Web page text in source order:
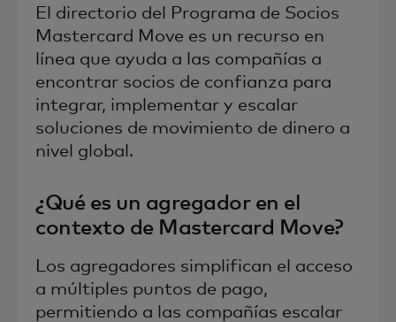
El directorio del Programa de Socios
Mastercard Move es un recurso en
línea que ayuda a las compañías a
encontrar socios de confianza para
integrar, implementar y escalar
soluciones de movimiento de dinero a
nivel global.
¿Qué es un agregador en el
contexto de Mastercard Move?
Los agregadores simplifican el acceso
a múltiples puntos de pago,
permitiendo a las compañías escalar